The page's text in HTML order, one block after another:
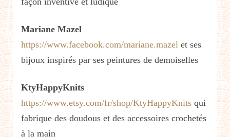
Mariane Mazel
https://www.facebook.com/mariane.mazel et ses
bijoux inspirés par ses peintures de demoiselles
KtyHappyKnits
https://www.etsy.com/fr/shop/KtyHappyKnits qui
fabrique des doudous et des accessoires crochetés
à la main